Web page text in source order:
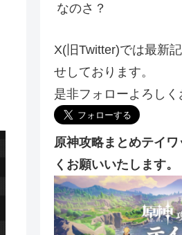
なのさ？
X(旧Twitter)では最新
せしております。
是非フォローよろしく
原神攻略まとめテイ
くお願いいたします。